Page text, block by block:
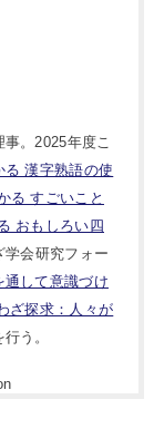
。2025年度こ
る 漢字熟語の使
る すごいこと
おもしろい四
学会研究フォー
して意識づけ
ざ探求：人々が
う。